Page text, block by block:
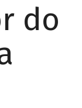
do